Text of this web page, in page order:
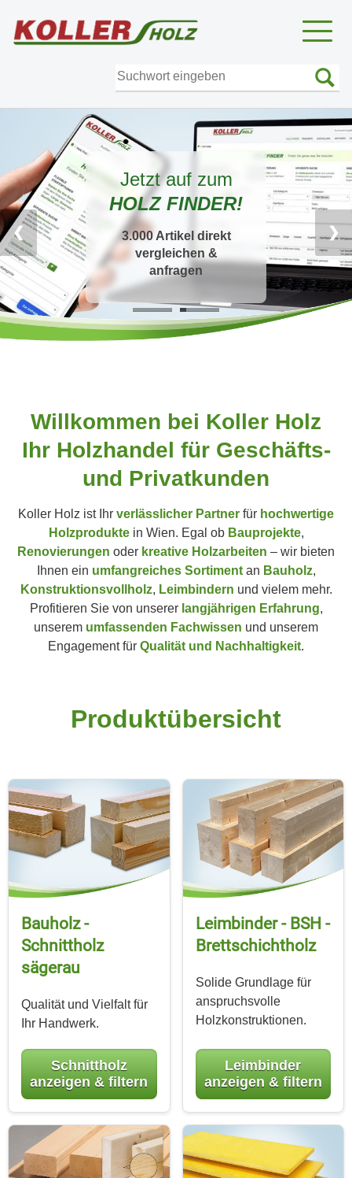
Jetzt auf zum
HOLZ FINDER!
3.000 Artikel direkt
vergleichen &
anfragen
❮ ❯
Willkommen bei Koller Holz
Ihr Holz­handel für Geschäfts-
und Privat­kunden
Koller Holz ist Ihr verlässlicher Partner für hochwertige
Holzproduktein Wien. Egal ob Bauprojekte,
Renovierungen oder kreative Holzarbeiten – wir bieten
Ihnen ein umfangreiches Sortimentan Bauholz,
Konstruktionsvollholz, Leimbindern und vielem mehr.
Profitieren Sie von unserer langjährigen Erfahrung,
unserem umfassenden Fachwissen und unserem
Engagement für Qualität und Nachhaltigkeit.
Produkt­übersicht
Bauholz -
Schnittholz
sägerau
Qualität und Vielfalt für
Ihr Handwerk.
Schnittholz
anzeigen & filtern
Leimbinder - BSH -
Brettschicht­holz
Solide Grundlage für
anspruchsvolle
Holzkonstruktionen.
Leimbinder
anzeigen & filtern